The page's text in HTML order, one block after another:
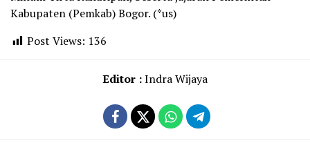
Kabupaten (Pemkab) Bogor. (*us)
Post Views: 136
Editor :Indra Wijaya